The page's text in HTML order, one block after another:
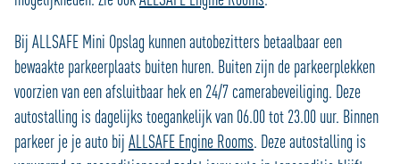
Bij ALLSAFE Mini Opslag kunnen autobezitters betaalbaar een
bewaakte parkeerplaats buiten huren. Buiten zijn de parkeerplekken
voorzien van een afsluitbaar hek en 24/7 camerabeveiliging. Deze
autostalling is dagelijks toegankelijk van 06.00 tot 23.00 uur. Binnen
parkeer je je auto bij ALLSAFE Engine Rooms. Deze autostalling is